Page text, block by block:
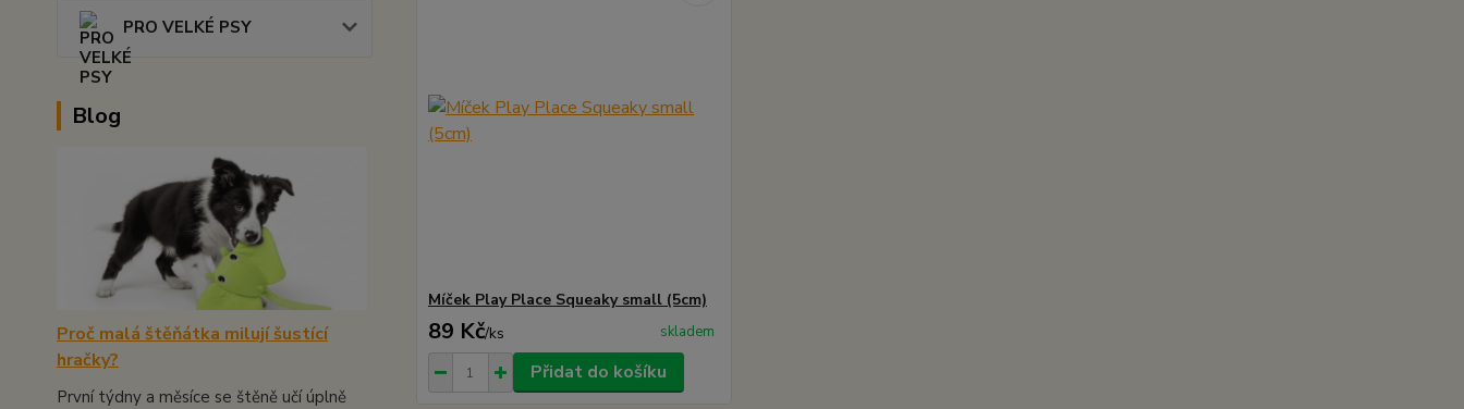
PRO VELKÉ PSY
Blog
Proč malá štěňátka milují šustící
hračky?
První týdny a měsíce se štěně učí úplně
Míček Play Place Squeaky small (5cm)
89 Kč/ks skladem
Přidat do košíku